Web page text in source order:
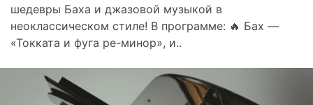
шедевры Баха и джазовой музыкой в
неоклассическом стиле! В программе: 🔥 Бах —
«Токката и фуга ре-минор», и..